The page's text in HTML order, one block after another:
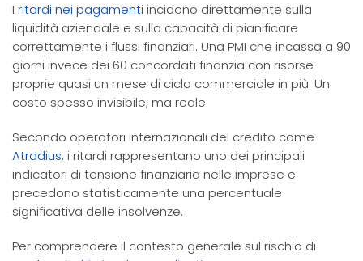
I ritardi nei pagamenti incidono direttamente sulla
liquidità aziendale e sulla capacità di pianificare
correttamente i flussi finanziari. Una PMI che incassa a 90
giorni invece dei 60 concordati finanzia con risorse
proprie quasi un mese di ciclo commerciale in più. Un
costo spesso invisibile, ma reale.
Secondo operatori internazionali del credito come
Atradius, i ritardi rappresentano uno dei principali
indicatori di tensione finanziaria nelle imprese e
precedono statisticamente una percentuale
significativa delle insolvenze.
Per comprendere il contesto generale sul rischio di